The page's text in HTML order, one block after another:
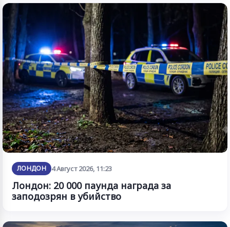
ЛОНДОН 4 Август 2026, 11:23
Лондон: 20 000 паунда награда за
заподозрян в убийство